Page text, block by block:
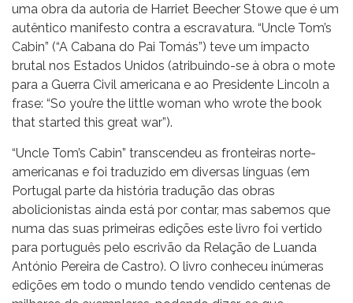
uma obra da autoria de Harriet Beecher Stowe que é um
autêntico manifesto contra a escravatura. “Uncle Tom’s
Cabin” (“A Cabana do Pai Tomás”) teve um impacto
brutal nos Estados Unidos (atribuindo-se à obra o mote
para a Guerra Civil americana e ao Presidente Lincoln a
frase: “So you’re the little woman who wrote the book
that started this great war”).
“Uncle Tom’s Cabin” transcendeu as fronteiras norte-
americanas e foi traduzido em diversas línguas (em
Portugal parte da história tradução das obras
abolicionistas ainda está por contar, mas sabemos que
numa das suas primeiras edições este livro foi vertido
para português pelo escrivão da Relação de Luanda
António Pereira de Castro). O livro conheceu inúmeras
edições em todo o mundo tendo vendido centenas de